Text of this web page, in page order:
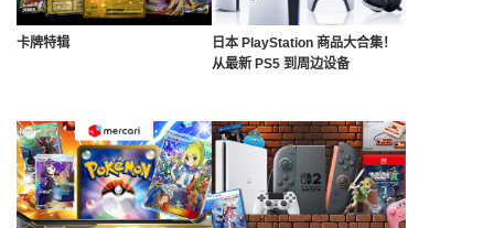
卡牌特辑
日本 PlayStation 商品大合集！
从最新 PS5 到周边设备